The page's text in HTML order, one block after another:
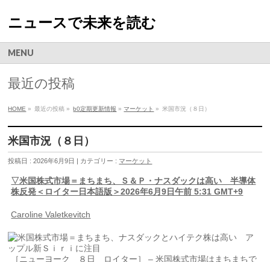
ニュースで未来を読む
MENU
最近の投稿
HOME » 最近の投稿 » b0定期更新情報 »マーケット » 米国市況（８日）
米国市況（８日）
投稿日 : 2026年6月9日 | カテゴリー : マーケット
▽米国株式市場＝まちまち、Ｓ＆Ｐ・ナスダックは高い 半導体
株反発＜ロイター日本語版＞2026年6月9日午前 5:31 GMT+9
Caroline Valetkevitch
［ニューヨーク ８日 ロイター］ – 米国株式市場はまちまちで